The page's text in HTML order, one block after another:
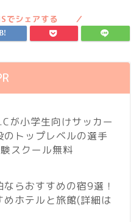
が小学生向けサッカー
トップレベルの選手
スクール無料
らおすすめの宿9選！
ホテルと旅館(詳細は